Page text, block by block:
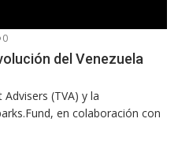
0
del Venezuela
(TVA) y la
en colaboración con